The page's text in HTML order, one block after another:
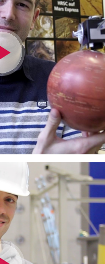
Video
abspielen